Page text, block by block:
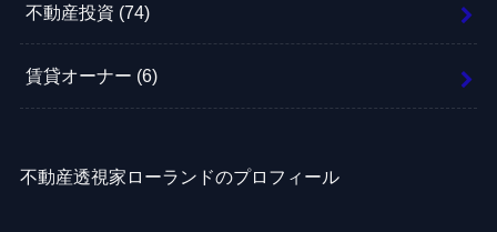
不動産投資 (74)
賃貸オーナー (6)
不動産透視家ローランドのプロフィール